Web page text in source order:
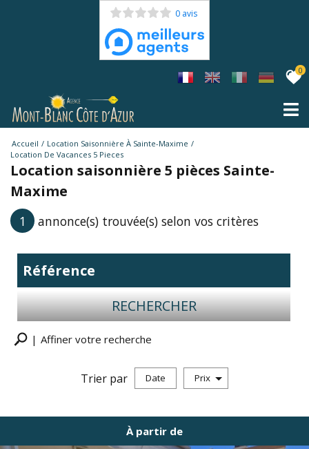
0 avis
0
Accueil
Location Saisonnière À Sainte-Maxime
Location De Vacances 5 Pieces
Location saisonnière 5 pièces Sainte-
Maxime
1 annonce(s) trouvée(s) selon vos critères
RECHERCHER
Affiner votre recherche
Offres locations vacances
Trier par Date Prix
À partir de